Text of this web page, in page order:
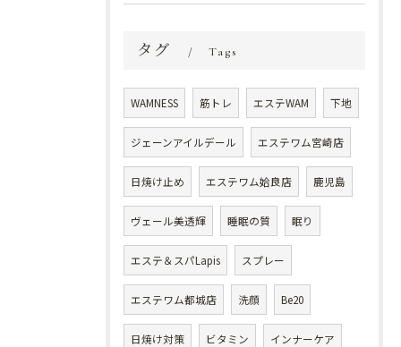
タグ Tags
WAMNESS 筋トレ エステWAM 下地
ジェーンアイルデール エステワム宮崎店
日焼け止め エステワム姶良店 鹿児島
ヴェール美透輝 睡眠の質 眠り
エステ＆スパLapis スプレー
エステワム都城店 洗顔 Be20
日焼け対策 ビタミン インナーケア